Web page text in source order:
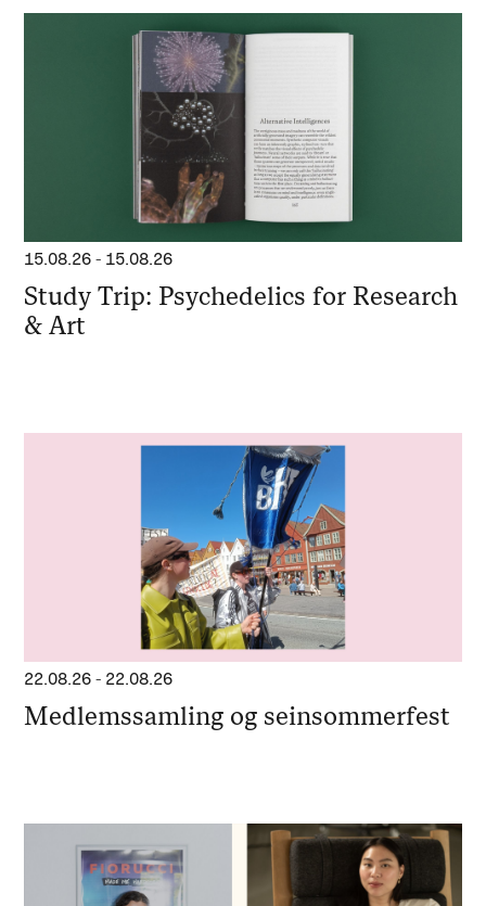
15.08.26 - 15.08.26
Study Trip: Psychedelics for Research
& Art
22.08.26 - 22.08.26
Medlemssamling og seinsommerfest